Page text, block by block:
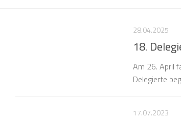
28.04.2025
18.
Am 26. April
Delegierte
17.07.2023